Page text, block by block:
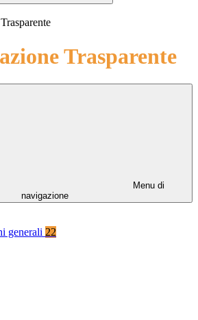
Trasparente
Menu di
navigazione
generali 22